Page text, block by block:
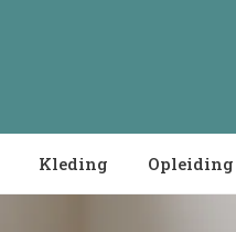
Kleding Opleiding